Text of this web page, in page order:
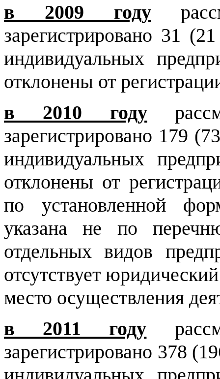
в 2009 году
зарегистрировано 31
индивидуальных
отклонены от
в 2010 году
зарегистрировано 179
индивидуальных
отклонены от
по установленной
указана не по
отдельных видов
отсутствует
место осуществления
в 2011 году
зарегистрировано 378